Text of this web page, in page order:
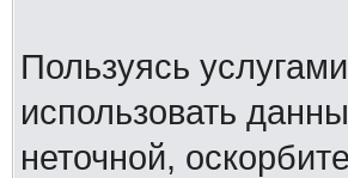
Пользуясь
использовать
неточной,